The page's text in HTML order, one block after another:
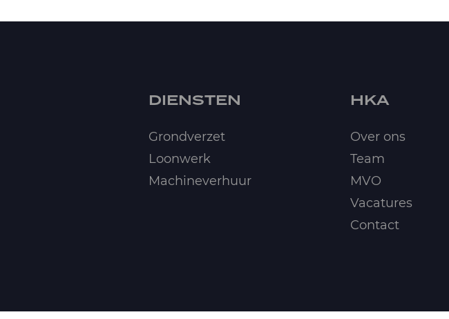
DIENSTEN
Grondverzet
Loonwerk
Machineverhuur
HKA
Over ons
Team
MVO
Vacatures
Contact